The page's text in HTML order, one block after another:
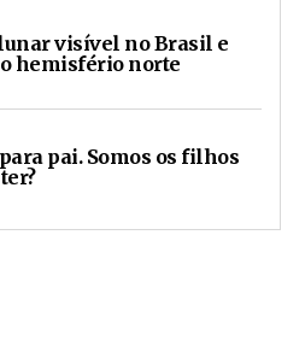
visível no Brasil e
hemisfério norte
pai. Somos os filhos